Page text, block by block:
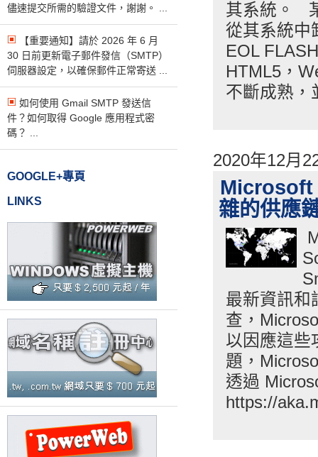
儘速提交所需的驗證文件，謝謝。 ...
【重要通知】請於 2026 年 6 月
30 日前更新電子郵件發信（SMTP）
伺服器設定，以確保郵件正常寄送 ...
如何使用 Gmail SMTP 發送信
件？如何取得 Google 應用程式密
碼？ ...
GOOGLE+專頁
LINKS
其系統。
從其系統中
EOL
HTML5，
不斷成熟，
2020年12月
Microsoft
雜的供應
最新資訊和
查，
以因應這些
題，
透過
https://